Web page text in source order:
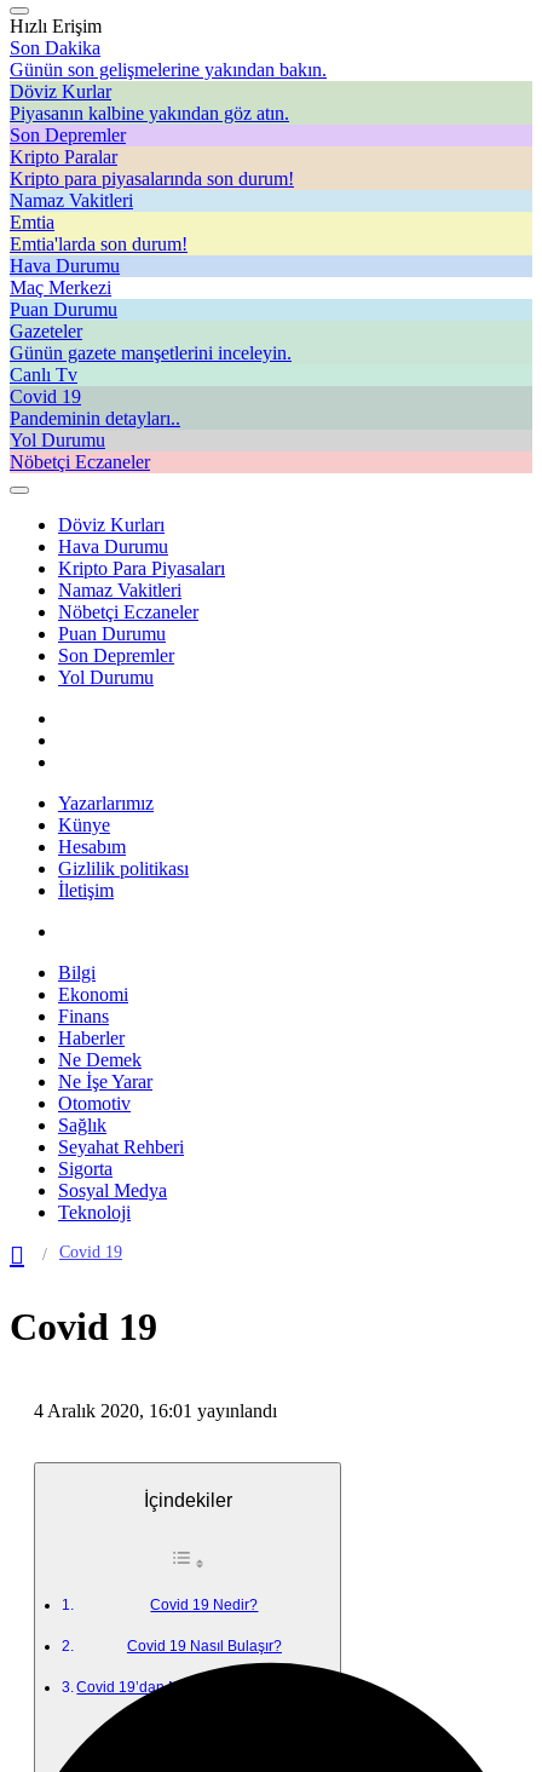
Hızlı Erişim
Son Dakika
Günün son gelişmelerine yakından bakın.
Döviz Kurlar
Piyasanın kalbine yakından göz atın.
Son Depremler
Kripto Paralar
Kripto para piyasalarında son durum!
Namaz Vakitleri
Emtia
Emtia'larda son durum!
Hava Durumu
Maç Merkezi
Puan Durumu
Gazeteler
Günün gazete manşetlerini inceleyin.
Canlı Tv
Covid 19
Pandeminin detayları..
Yol Durumu
Nöbetçi Eczaneler
Döviz Kurları
Hava Durumu
Kripto Para Piyasaları
Namaz Vakitleri
Nöbetçi Eczaneler
Puan Durumu
Son Depremler
Yol Durumu
Yazarlarımız
Künye
Hesabım
Gizlilik politikası
İletişim
Bilgi
Ekonomi
Finans
Haberler
Ne Demek
Ne İşe Yarar
Otomotiv
Sağlık
Seyahat Rehberi
Sigorta
Sosyal Medya
Teknoloji
Covid 19
Covid 19
4 Aralık 2020, 16:01 yayınlandı
İçindekiler
Covid 19 Nedir?
Covid 19 Nasıl Bulaşır?
Covid 19’dan Ne Zaman Kurtulacağız?